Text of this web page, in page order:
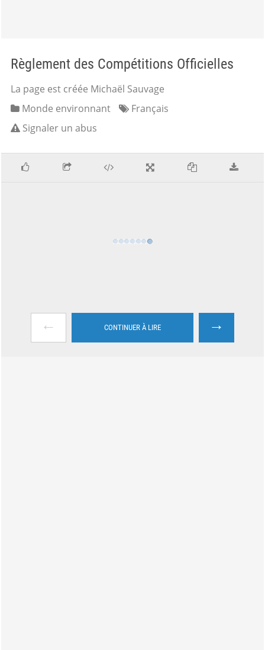
Règlement des Compétitions Officielles
La page est créée Michaël Sauvage
Monde environnant
Français
Signaler un abus
← CONTINUER À LIRE →